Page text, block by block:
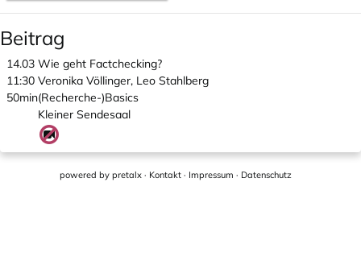
Beitrag
14.03
11:30
50min
Wie geht Factchecking?
Veronika Völlinger, Leo Stahlberg
(Recherche-)Basics
Kleiner Sendesaal
powered by pretalx · Kontakt · Impressum · Datenschutz